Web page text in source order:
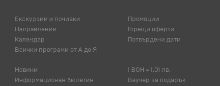
Екскурзии и почивки
Направления
Календар
Всички програми от А до Я
Промоции
Горещи оферти
Потвърдени дати
Новини
Информационен бюлетин
1 BOH = 1,01 лв.
Ваучер за подарък